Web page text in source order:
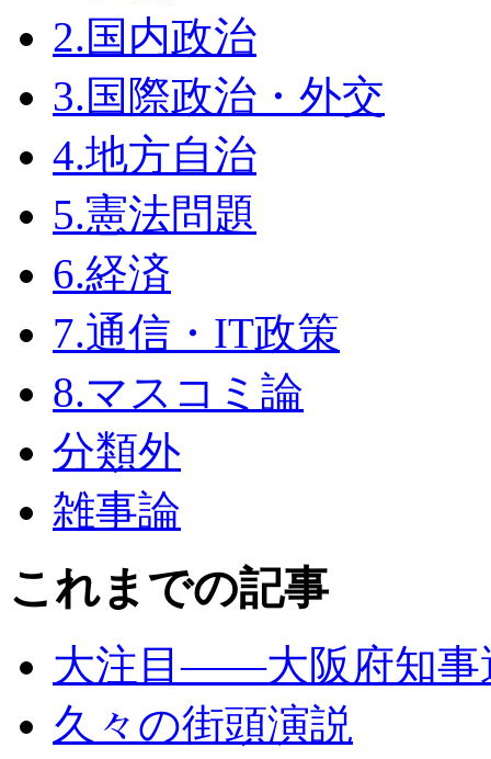
2.国内政治
3.国際政治・外交
4.地方自治
5.憲法問題
6.経済
7.通信・IT政策
8.マスコミ論
分類外
雑事論
これまでの記事
大注目――大阪府知事
久々の街頭演説